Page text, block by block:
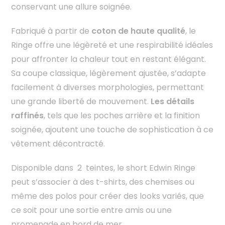
conservant une allure soignée.
Fabriqué à partir de coton de haute qualité, le
Ringe offre une légèreté et une respirabilité idéales
pour affronter la chaleur tout en restant élégant.
Sa coupe classique, légèrement ajustée, s’adapte
facilement à diverses morphologies, permettant
une grande liberté de mouvement. Les détails
raffinés, tels que les poches arrière et la finition
soignée, ajoutent une touche de sophistication à ce
vêtement décontracté.
Disponible dans 2 teintes, le short Edwin Ringe
peut s’associer à des t-shirts, des chemises ou
même des polos pour créer des looks variés, que
ce soit pour une sortie entre amis ou une